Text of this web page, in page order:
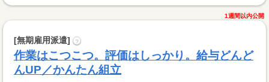
1週間以内公開
[無期雇用派遣] ?
作業はこつこつ。評価はしっかり。給与どんど
んUP／かんたん組立